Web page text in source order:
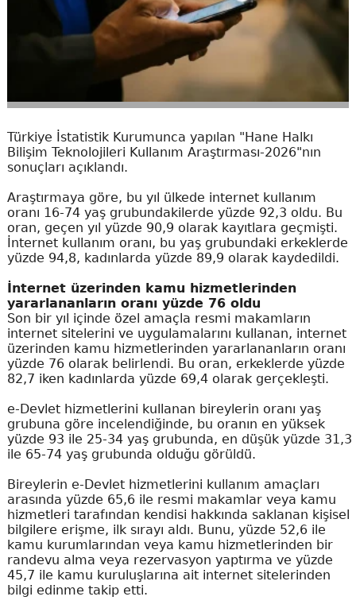
Türkiye İstatistik Kurumunca yapılan "Hane Halkı
Bilişim Teknolojileri Kullanım Araştırması-2026"nın
sonuçları açıklandı.
Araştırmaya göre, bu yıl ülkede internet kullanım
oranı 16-74 yaş grubundakilerde yüzde 92,3 oldu. Bu
oran, geçen yıl yüzde 90,9 olarak kayıtlara geçmişti.
İnternet kullanım oranı, bu yaş grubundaki erkeklerde
yüzde 94,8, kadınlarda yüzde 89,9 olarak kaydedildi.
İnternet üzerinden kamu hizmetlerinden
yararlananların oranı yüzde 76 oldu
Son bir yıl içinde özel amaçla resmi makamların
internet sitelerini ve uygulamalarını kullanan, internet
üzerinden kamu hizmetlerinden yararlananların oranı
yüzde 76 olarak belirlendi. Bu oran, erkeklerde yüzde
82,7 iken kadınlarda yüzde 69,4 olarak gerçekleşti.
e-Devlet hizmetlerini kullanan bireylerin oranı yaş
grubuna göre incelendiğinde, bu oranın en yüksek
yüzde 93 ile 25-34 yaş grubunda, en düşük yüzde 31,3
ile 65-74 yaş grubunda olduğu görüldü.
Bireylerin e-Devlet hizmetlerini kullanım amaçları
arasında yüzde 65,6 ile resmi makamlar veya kamu
hizmetleri tarafından kendisi hakkında saklanan kişisel
bilgilere erişme, ilk sırayı aldı. Bunu, yüzde 52,6 ile
kamu kurumlarından veya kamu hizmetlerinden bir
randevu alma veya rezervasyon yaptırma ve yüzde
45,7 ile kamu kuruluşlarına ait internet sitelerinden
bilgi edinme takip etti.